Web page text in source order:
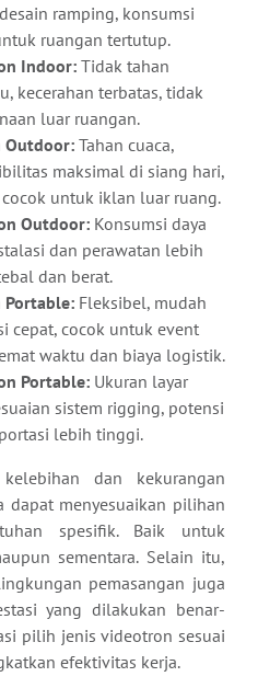
ramping, konsumsi
ruangan tertutup.
Indoor: Tidak tahan
kecerahan terbatas, tidak
luar ruangan.
Outdoor: Tahan cuaca,
maksimal di siang hari,
untuk iklan luar ruang.
Outdoor: Konsumsi daya
dan perawatan lebih
dan berat.
Portable: Fleksibel, mudah
cepat, cocok untuk event
waktu dan biaya logistik.
Portable: Ukuran layar
sistem rigging, potensi
lebih tinggi.
dan kekurangan
dapat menyesuaikan pilihan
spesifik. Baik untuk
sementara. Selain itu,
pemasangan juga
yang dilakukan benar-
pilih jenis videotron sesuai
efektivitas kerja.